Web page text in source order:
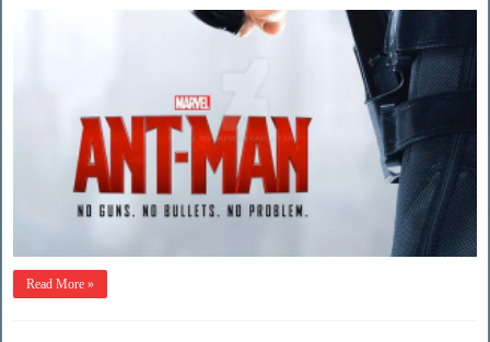
Read More »